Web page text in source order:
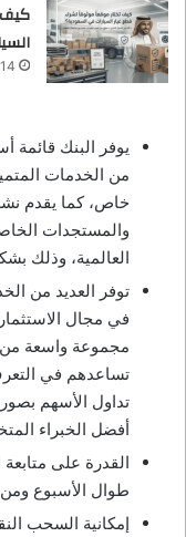
كيف
14 يونيو، 2026
يوفر البنك قائمة
من الخدمات
خاص، كما يقدم
والمستجدات
العالمية، وذلك
توفر العديد من
في مجال
مجموعة واسعة من
تساعدهم في
تداول الأسهم
أفضل الخبراء
القدرة على
طوال الأسبوع
إمكانية السحب